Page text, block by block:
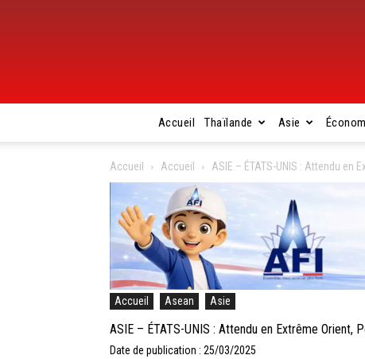
Accueil Thaïlande Asie
Accueil Accueil ASIE – ÉTATS-UNIS : Attendu en
Accueil Asean Asie
ASIE – ÉTATS-UNIS : Attendu en Extrême Orient,
Date de publication : 25/03/2025